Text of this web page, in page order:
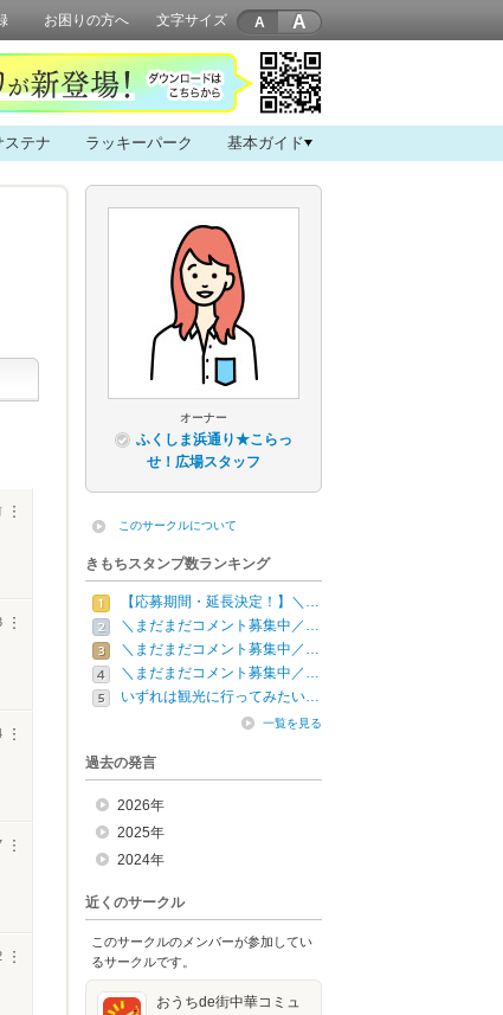
お困りの方へ 文字サイズ A
ステナ ラッキーパーク 基本ガイド
︙
︙
︙
︙
︙
オーナー
ふくしま浜通り★こらっ
せ！広場スタッフ
このサークルについて
きもちスタンプ数ランキング
【応募期間・延長決定！】＼…
＼まだまだコメント募集中／…
＼まだまだコメント募集中／…
＼まだまだコメント募集中／…
いずれは観光に行ってみたい…
一覧を見る
過去の発言
2026年
2025年
2024年
近くのサークル
このサークルのメンバーが参加してい
るサークルです。
おうちde街中華コミュ